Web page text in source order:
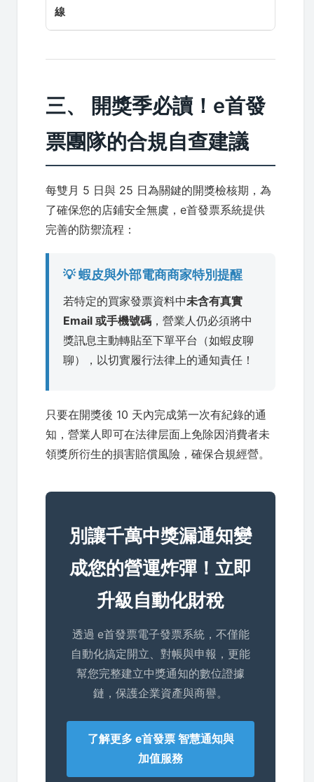
線
三、 開獎季必讀！e首發
票團隊的合規自查建議
每雙月 5 日與 25 日為關鍵的開獎檢核期，為
了確保您的店鋪安全無虞，e首發票系統提供
完善的防禦流程：
💡 蝦皮與外部電商商家特別提醒
若特定的買家發票資料中未含有真實
Email 或手機號碼 ，營業人仍必須將中
獎訊息主動轉貼至下單平台（如蝦皮聊
聊），以切實履行法律上的通知責任！
只要在開獎後 10 天內完成第一次有紀錄的通
知，營業人即可在法律层面上免除因消費者未
領獎所衍生的損害賠償風險，確保合規經營。
別讓千萬中獎漏通知變
成您的營運炸彈！立即
升級自動化財稅
透過 e首發票電子發票系統，不僅能
自動化搞定開立、對帳與申報，更能
幫您完整建立中獎通知的數位證據
鏈，保護企業資產與商譽。
了解更多 e首發票 智慧通知與
加值服務